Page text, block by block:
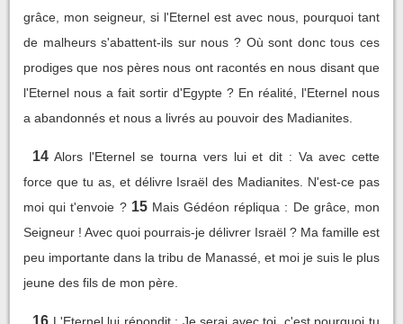
grâce, mon seigneur, si l'Eternel est avec nous, pourquoi tant
de malheurs s'abattent-ils sur nous ? Où sont donc tous ces
prodiges que nos pères nous ont racontés en nous disant que
l'Eternel nous a fait sortir d'Egypte ? En réalité, l'Eternel nous
a abandonnés et nous a livrés au pouvoir des Madianites.
14 Alors l'Eternel se tourna vers lui et dit : Va avec cette
force que tu as, et délivre Israël des Madianites. N'est-ce pas
moi qui t'envoie ? 15 Mais Gédéon répliqua : De grâce, mon
Seigneur ! Avec quoi pourrais-je délivrer Israël ? Ma famille est
peu importante dans la tribu de Manassé, et moi je suis le plus
jeune des fils de mon père.
16